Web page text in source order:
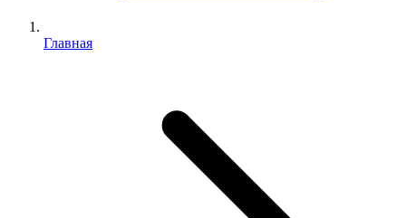
Главная